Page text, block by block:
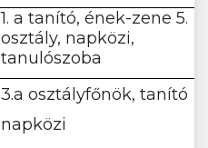
1. a tanító, ének-zene 5.
osztály, napközi,
tanulószoba
3.a osztályfőnök, tanító
napközi